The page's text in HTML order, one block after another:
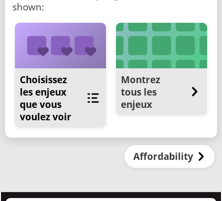
shown:
Choisissez
les enjeux
que vous
voulez voir
Montrez
tous les
enjeux
Affordability